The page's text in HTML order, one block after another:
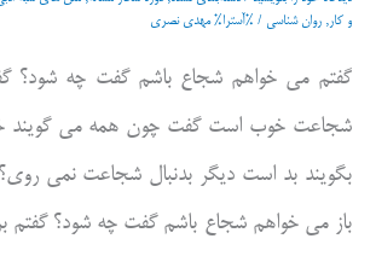
و کار, روان شناسی / %آسترا% مهدی نصری
گفتم می خواهم شجاع باشم گفت چه شود؟
شجاعت خوب است گفت چون همه می گویند
بگویند بد است دیگر بدنبال شجاعت نمی روی؟
باز می خواهم شجاع باشم گفت چه شود؟ گفتم